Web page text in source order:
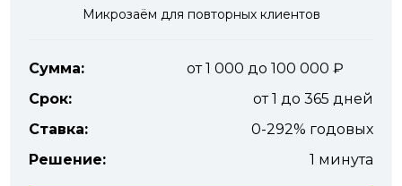
Микрозаём для повторных клиентов
Сумма:
от 1 000 до 100 000
Срок:
от 1 до 365 дней
Ставка:
0-292% годовых
Решение:
1 минута